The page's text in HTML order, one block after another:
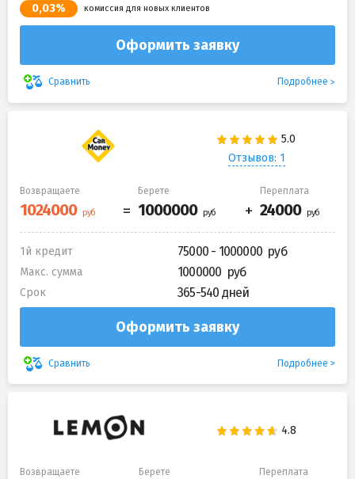
0,03% комиссия для новых клиентов
Оформить заявку
Сравнить Подробнее
Отзывов: 1
Возвращаете Берете Переплата
1й кредит 75000 - 1000000
Макс. сумма 1000000
Срок 365-540 дней
Оформить заявку
Сравнить Подробнее
Возвращаете Берете Переплата